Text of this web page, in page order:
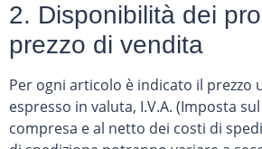
2. Disponibilità dei
prezzo di vendita
Per ogni articolo è indicato il prezzo
espresso in valuta, I.V.A. (Imposta
compresa e al netto dei costi di